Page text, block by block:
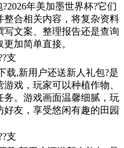
?2026年美加墨世界杯?它们
合相关内容，将复杂资料
文案、整理报告还是查询
加简单直接。
支
载,新用户还送新人礼包?是
戏，玩家可以种植作物、
。游戏画面温馨细腻，玩
友，享受悠闲有趣的田园
支